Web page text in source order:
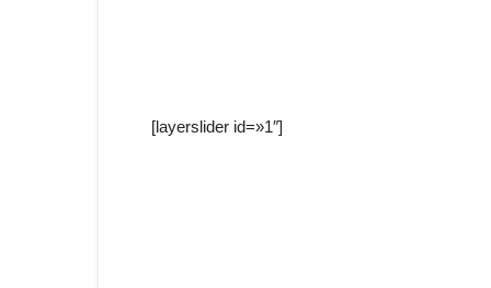
[layerslider id=»1″]